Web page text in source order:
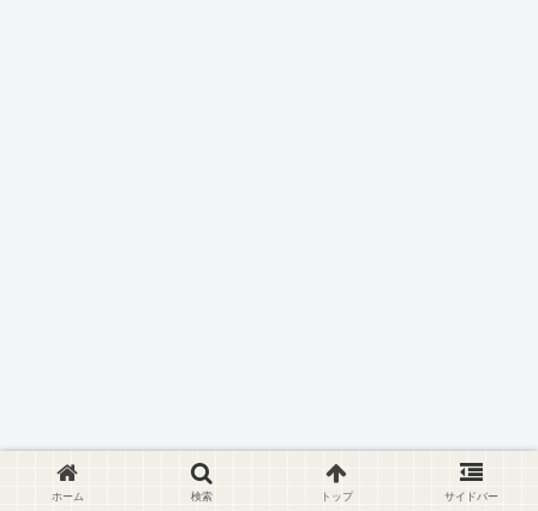
ホーム 検索 トップ サイドバー